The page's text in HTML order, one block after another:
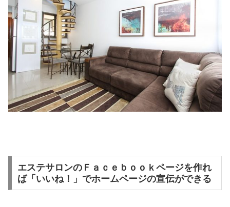
エステサロンのＦａｃｅｂｏｏｋページを作れ
ば「いいね！」でホームページの宣伝ができる